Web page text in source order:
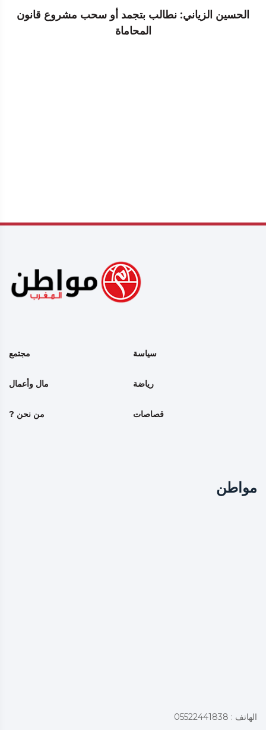
الحسين الزياني: نطالب بتجمد أو سحب مشروع قانون
المحاماة
سياسة مجتمع
رياضة مال وأعمال
قصاصات من نحن ?
مواطن
الهاتف : 05522441838